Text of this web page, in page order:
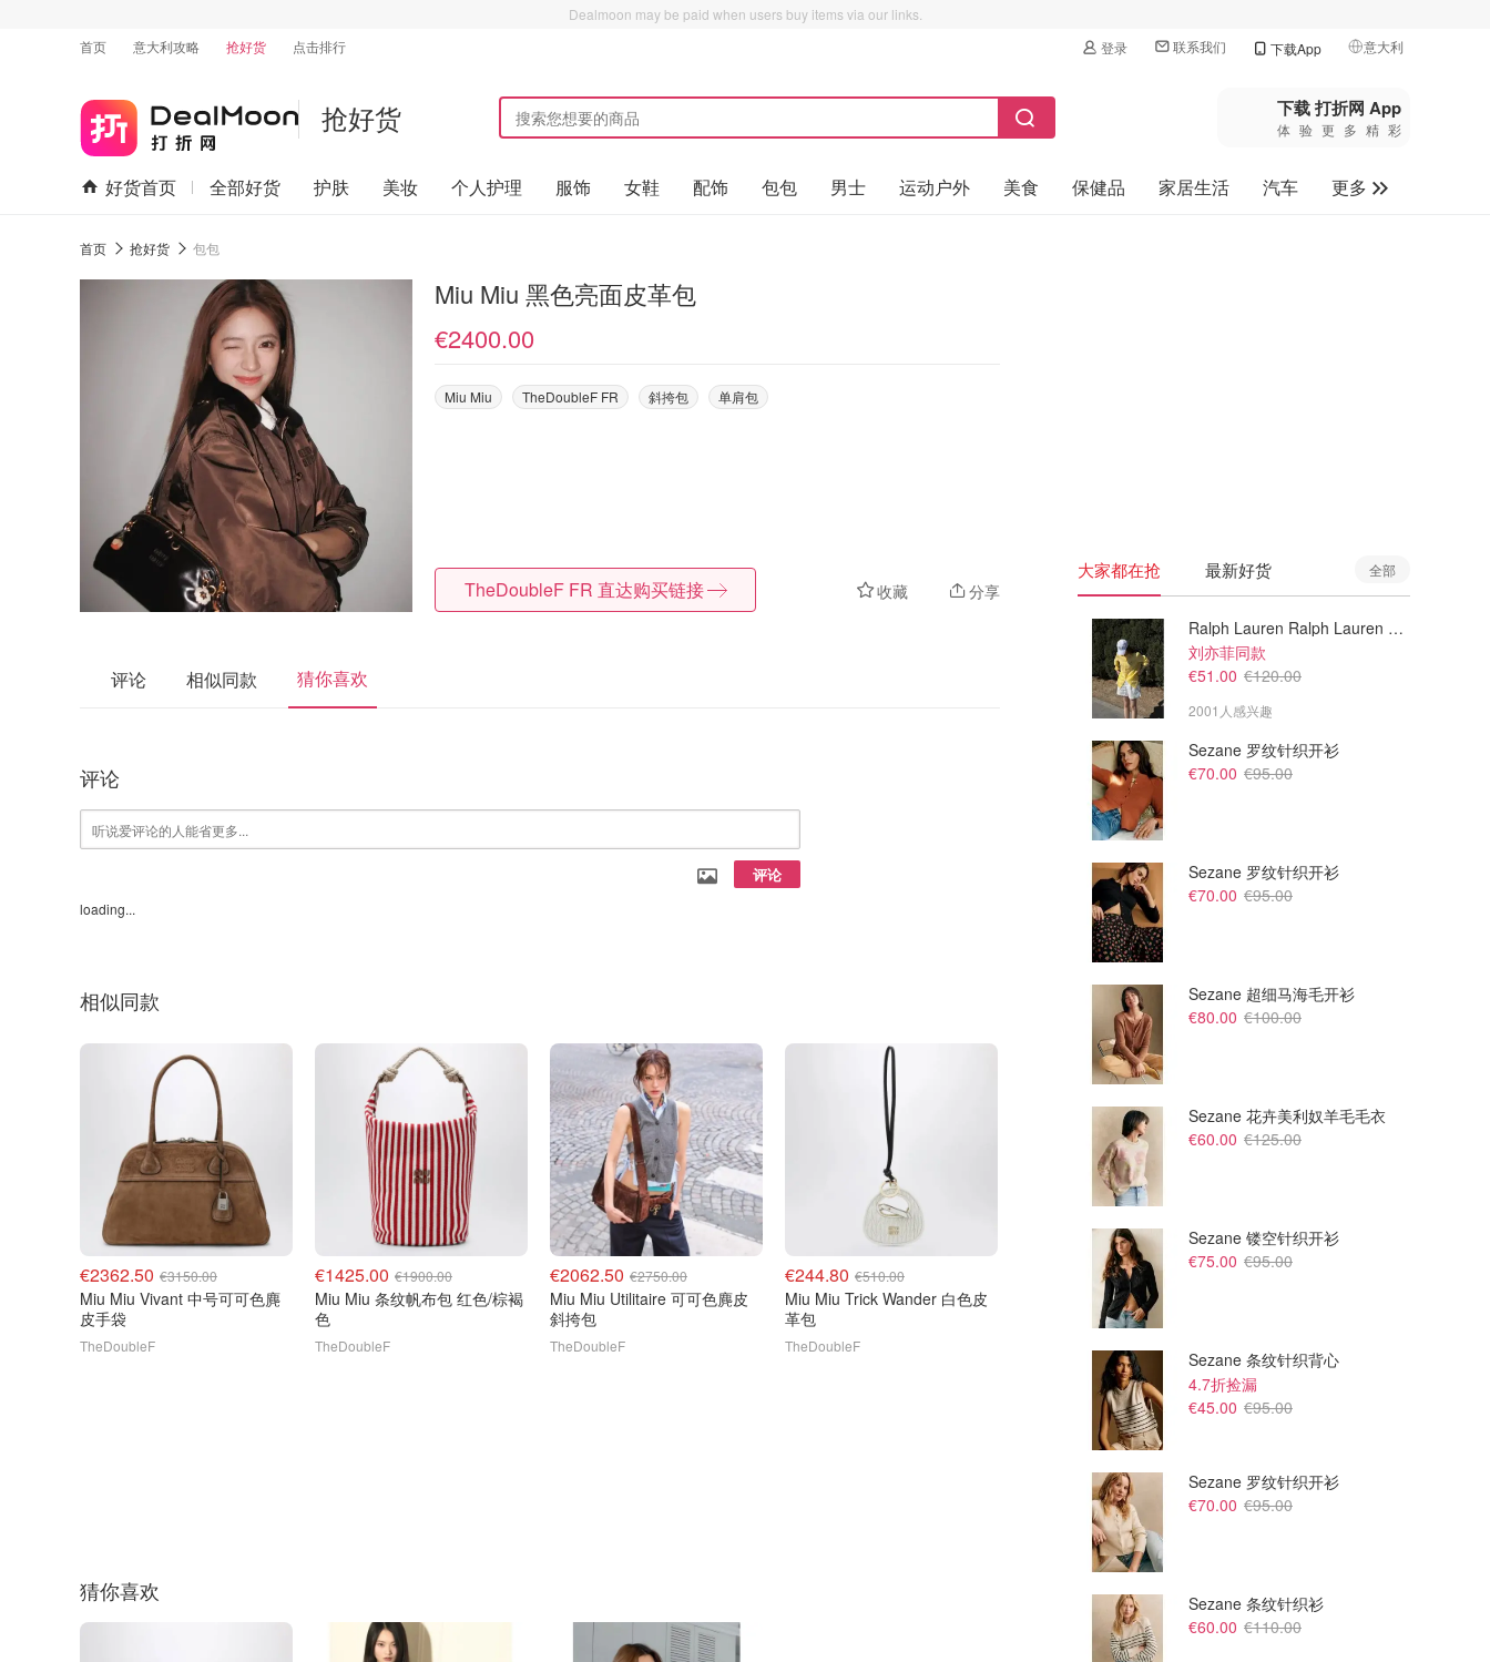
Dealmoon may be paid when users buy items via our links.
首页
意大利攻略 抢好货 点击排行 登录 联系我们 下载App 意大利
🇺🇸美国
🇨🇳中国
🇨🇦加拿大
抢好货 下载 打折网 App
体验更多精彩
好货首页 全部好货 护肤 美妆 个人护理 服饰 女鞋 配饰 包包 男士 运动户外 美食 保健品 家居生活 汽车
更多
首页 抢好货 包包
Miu Miu 黑色亮面皮革包
€2400.00
Miu Miu TheDoubleF FR 斜挎包 单肩包
收藏 分享
TheDoubleF FR 直达购买链接
评论 相似同款 猜你喜欢
评论
评论
loading...
相似同款
€2362.50 €3150.00
Miu Miu Vivant 中号可可色麂
皮手袋
TheDoubleF
€1425.00 €1900.00
Miu Miu 条纹帆布包 红色/棕褐
色
TheDoubleF
€2062.50 €2750.00
Miu Miu Utilitaire 可可色麂皮
斜挎包
TheDoubleF
€244.80 €510.00
Miu Miu Trick Wander 白色皮
革包
TheDoubleF
€2100.00
Miu Miu Beau 皮革手袋 焦糖
€2200.00
猜你喜欢
大家都在抢 最新好货 全部
Ralph Lauren Ralph Lauren 男童亚麻衬衫
刘亦菲同款
€51.00 €120.00
2001人感兴趣
Sezane 罗纹针织开衫
€70.00 €95.00
Sezane 罗纹针织开衫
€70.00 €95.00
Sezane 超细马海毛开衫
€80.00 €100.00
Sezane 花卉美利奴羊毛毛衣
€60.00 €125.00
Sezane 镂空针织开衫
€75.00 €95.00
Sezane 条纹针织背心
4.7折捡漏
€45.00 €95.00
Sezane 罗纹针织开衫
€70.00 €95.00
Sezane 条纹针织衫
€60.00 €110.00